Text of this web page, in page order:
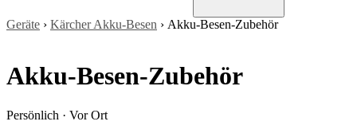
Geräte › Kärcher Akku-Besen › Akku-Besen-Zubehör
Akku-Besen-Zubehör
Persönlich · Vor Ort